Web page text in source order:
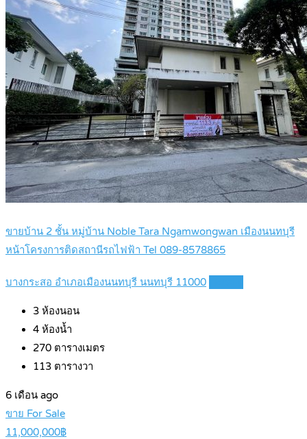
ขายบ้าน 2 ชั้น หมู่บ้าน Noble Tara Ngamwongwan เมืองนนทบุรี
หน้าโครงการติดสถานีรถไฟฟ้า Tel 089-8578865
บางกระสอ อำเภอเมืองนนทบุรี นนทบุรี 11000
3 ห้องนอน
4 ห้องน้ำ
270 ตารางเมตร
113 ตารางวา
6 เดือน ago
ขาย For Sale
11,000,000฿